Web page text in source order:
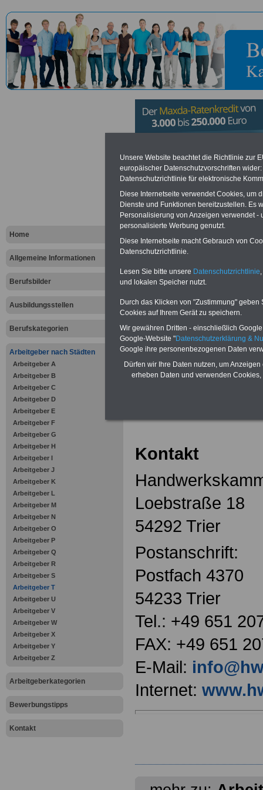
Home
Allgemeine Informationen
Berufsbilder
Ausbildungsstellen
Berufskategorien
Arbeitgeber nach Städten
Arbeitgeber A
Arbeitgeber B
Arbeitgeber C
Arbeitgeber D
Arbeitgeber E
Arbeitgeber F
Arbeitgeber G
Arbeitgeber H
Arbeitgeber I
Arbeitgeber J
Arbeitgeber K
Arbeitgeber L
Arbeitgeber M
Arbeitgeber N
Arbeitgeber O
Arbeitgeber P
Arbeitgeber Q
Arbeitgeber R
Arbeitgeber S
Arbeitgeber T
Arbeitgeber U
Arbeitgeber V
Arbeitgeber W
Arbeitgeber X
Arbeitgeber Y
Arbeitgeber Z
Arbeitgeberkategorien
Bewerbungstipps
Kontakt
Vorteile für den öffentlichen
Vergleichen und sparen
Bausparen schon ab 16 Jahren
Berufsunfähigkeitsabsicherung
Online-Vergleich Gesetzliche
Krankenkassen
Vorteile der Privaten
Krankenversicherung
zurück zur
Kontakt
Loebstraße 18
54292 Trier
Postanschrift:
Postfach 4370
54233 Trier
Tel.: +49 651
FAX: +49 651
E-Mail:
Internet:
Unsere Website beachtet die Richtlinie zur
europäischer Datenschutzvorschriften
Datenschutzrichtlinie für elektronische
Diese Internetseite verwendet Cookies, um
Dienste und Funktionen bereitzustellen. Es
Personalisierung von Anzeigen verwendet
personalisierte Werbung genutzt.
Diese Internetseite macht Gebrauch von
Datenschutzrichtlinie.
Lesen Sie bitte unsere Datenschutzrichtlinie
und lokalen Speicher nutzt.
Durch das Klicken von "Zustimmung"
Cookies auf Ihrem Gerät zu speichern.
Wir gewähren Dritten - einschließlich
Google-Website "Datenschutzerklärung &
Google ihre personenbezogenen Daten
Dürfen wir Ihre Daten nutzen, um
erheben Daten und verwenden